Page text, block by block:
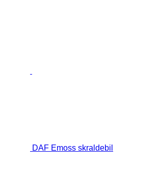
DAF Emoss skraldebil